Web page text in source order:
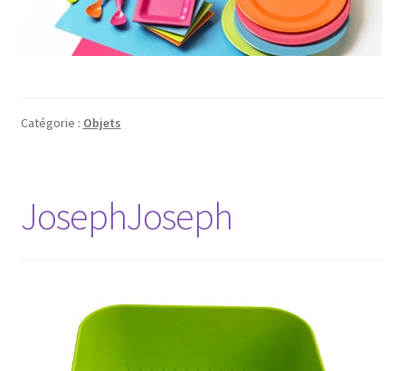
Catégorie : Objets
JosephJoseph